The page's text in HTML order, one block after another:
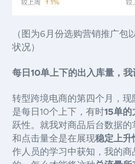
（图为6月份选购营销推广包
状况）
每日10单上下的出入库量，
转型跨境电商的第四个月，
是每日10个上下，有时15单的
跃性。就我对商品后台数据
和点击量全是在展现稳定上升
作人员的学习中获知，我的